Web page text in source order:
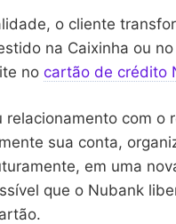
o cliente
na Caixinha ou
no cartão de crédito
relacionamento com o
sua conta,
em uma
que o Nubank